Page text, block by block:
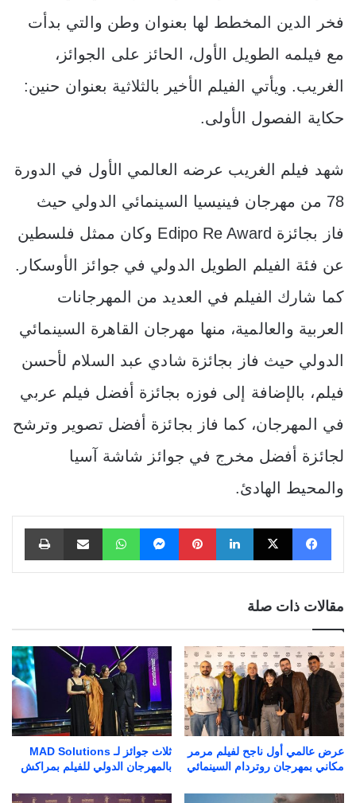
فخر الدين المخطط لها بعنوان وطن والتي بدأت
مع فيلمه الطويل الأول، الحائز على الجوائز،
الغريب. ويأتي الفيلم الأخير بالثلاثية بعنوان حنين:
حكاية الفصول الأولى.
شهد فيلم الغريب عرضه العالمي الأول في الدورة
78 من مهرجان فينيسيا السينمائي الدولي حيث
فاز بجائزة Edipo Re Award وكان ممثل فلسطين
عن فئة الفيلم الطويل الدولي في جوائز الأوسكار.
كما شارك الفيلم في العديد من المهرجانات
العربية والعالمية، منها مهرجان القاهرة السينمائي
الدولي حيث فاز بجائزة شادي عبد السلام لأحسن
فيلم، بالإضافة إلى فوزه بجائزة أفضل فيلم عربي
في المهرجان، كما فاز بجائزة أفضل تصوير وترشح
لجائزة أفضل مخرج في جوائز شاشة آسيا
والمحيط الهادئ.
فيسبوك X لينكدإن بينتيريستماسنجر واتساب مشاركة عبر البريد طباعة
مقالات ذات صلة
عرض عالمي أول ناجح لفيلم مرمر
مكاني بمهرجان روتردام السينمائي
ثلاث جوائز لـ MAD Solutions
بالمهرجان الدولي للفيلم بمراكش